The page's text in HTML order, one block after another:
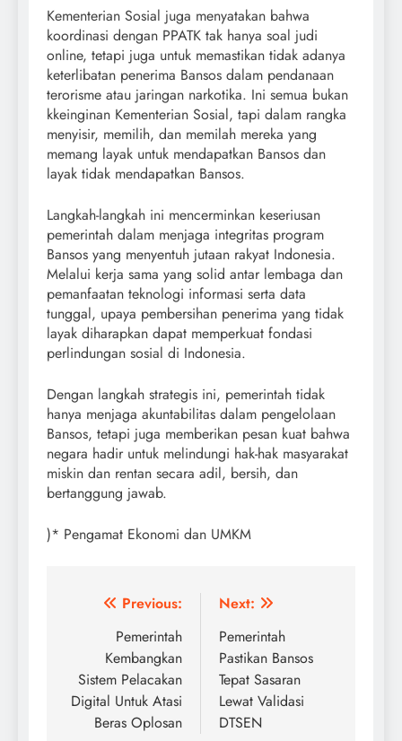
Kementerian Sosial juga menyatakan bahwa
koordinasi dengan PPATK tak hanya soal judi
online, tetapi juga untuk memastikan tidak adanya
keterlibatan penerima Bansos dalam pendanaan
terorisme atau jaringan narkotika. Ini semua bukan
kkeinginan Kementerian Sosial, tapi dalam rangka
menyisir, memilih, dan memilah mereka yang
memang layak untuk mendapatkan Bansos dan
layak tidak mendapatkan Bansos.
Langkah-langkah ini mencerminkan keseriusan
pemerintah dalam menjaga integritas program
Bansos yang menyentuh jutaan rakyat Indonesia.
Melalui kerja sama yang solid antar lembaga dan
pemanfaatan teknologi informasi serta data
tunggal, upaya pembersihan penerima yang tidak
layak diharapkan dapat memperkuat fondasi
perlindungan sosial di Indonesia.
Dengan langkah strategis ini, pemerintah tidak
hanya menjaga akuntabilitas dalam pengelolaan
Bansos, tetapi juga memberikan pesan kuat bahwa
negara hadir untuk melindungi hak-hak masyarakat
miskin dan rentan secara adil, bersih, dan
bertanggung jawab.
)* Pengamat Ekonomi dan UMKM
Post
navigation
Previous:
Pemerintah
Kembangkan
Sistem Pelacakan
Digital Untuk Atasi
Beras Oplosan
Next:
Pemerintah
Pastikan Bansos
Tepat Sasaran
Lewat Validasi
DTSEN